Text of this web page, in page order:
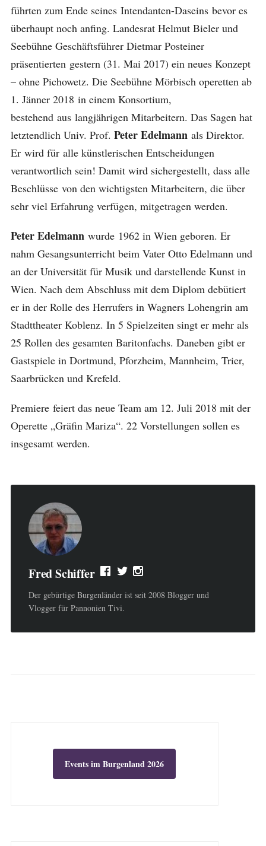
führten zum Ende seines Intendanten-Daseins bevor es
überhaupt noch anfing. Landesrat Helmut Bieler und
Seebühne Geschäftsführer Dietmar Posteiner
präsentierten gestern (31. Mai 2017) ein neues Konzept
– ohne Pichowetz. Die Seebühne Mörbisch operetten ab
1. Jänner 2018 in einem Konsortium,
bestehend aus langjährigen Mitarbeitern. Das Sagen hat
letztendlich Univ. Prof. Peter Edelmannals Direktor.
Er wird für alle künstlerischen Entscheidungen
verantwortlich sein! Damit wird sichergestellt, dass alle
Beschlüsse von den wichtigsten Mitarbeitern, die über
sehr viel Erfahrung verfügen, mitgetragen werden.
Peter Edelmannwurde 1962 in Wien geboren. Er
nahm Gesangsunterricht beim Vater Otto Edelmann und
an der Universität für Musik und darstellende Kunst in
Wien. Nach dem Abschluss mit dem Diplom debütiert
er in der Rolle des Herrufers in Wagners Lohengrin am
Stadttheater Koblenz. In 5 Spielzeiten singt er mehr als
25 Rollen des gesamten Baritonfachs. Daneben gibt er
Gastspiele in Dortmund, Pforzheim, Mannheim, Trier,
Saarbrücken und Krefeld.
Premiere feiert das neue Team am 12. Juli 2018 mit der
Operette „Gräfin Mariza“. 22 Vorstellungen sollen es
insgesamt werden.
Fred Schiffer
Der gebürtige Burgenländer ist seit 2008 Blogger und
Vlogger für Pannonien Tivi.
Events im Burgenland 2026